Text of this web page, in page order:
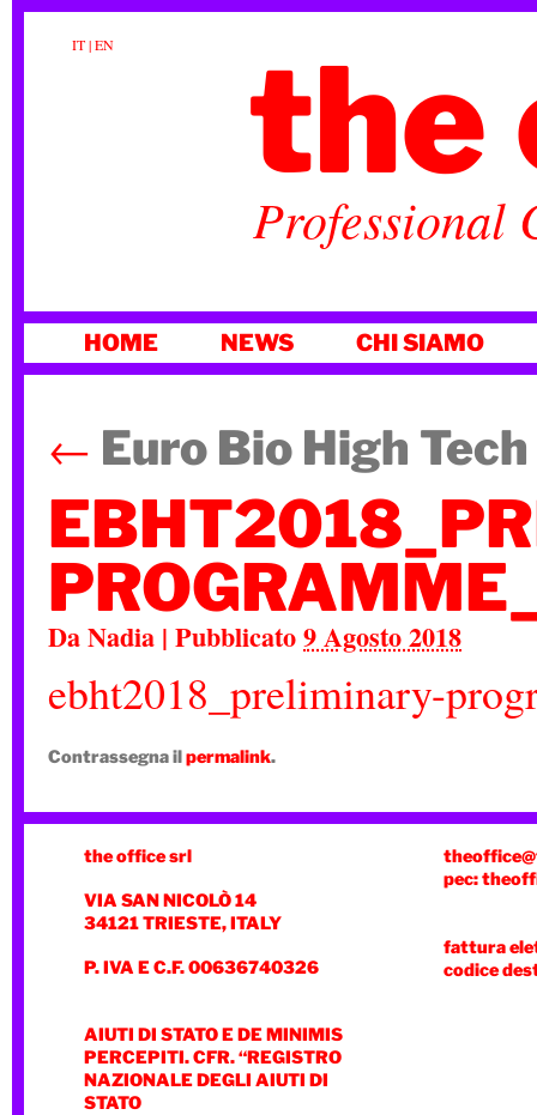
IT|EN the
Professional
AL
HOME NEWS CHI SIAMO
← Euro Bio High
DaNadia | Pubblicato9 Agosto 2018
ebht2018_preliminary-
Contrassegna ilpermalink.
the office srl
VIA SAN NICOLÒ 14
34121 TRIESTE, ITALY
P. IVA E C.F. 00636740326
AIUTI DI STATO E DE MINIMIS
PERCEPITI. CFR. “REGISTRO
NAZIONALE DEGLI AIUTI DI
STATO
pec:
fattura
codice